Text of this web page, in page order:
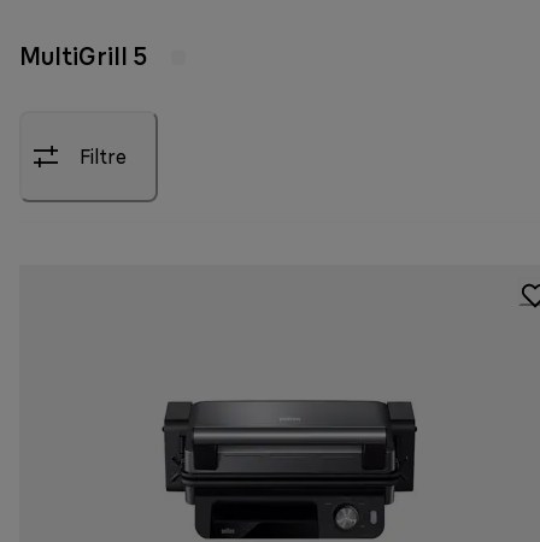
MultiGrill 5
Filtre